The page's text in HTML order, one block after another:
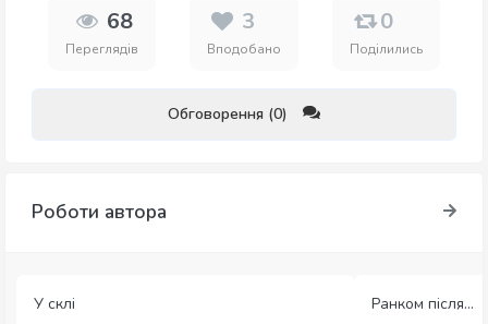
68
Переглядів
3
Вподобано
0
Поділились
Обговорення (0)
Роботи автора
У склі Ранком після...